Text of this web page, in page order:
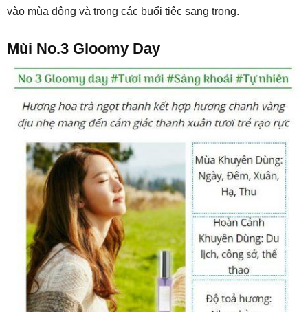
vào mùa đông và trong các buổi tiệc sang trọng.
Mùi No.3 Gloomy Day